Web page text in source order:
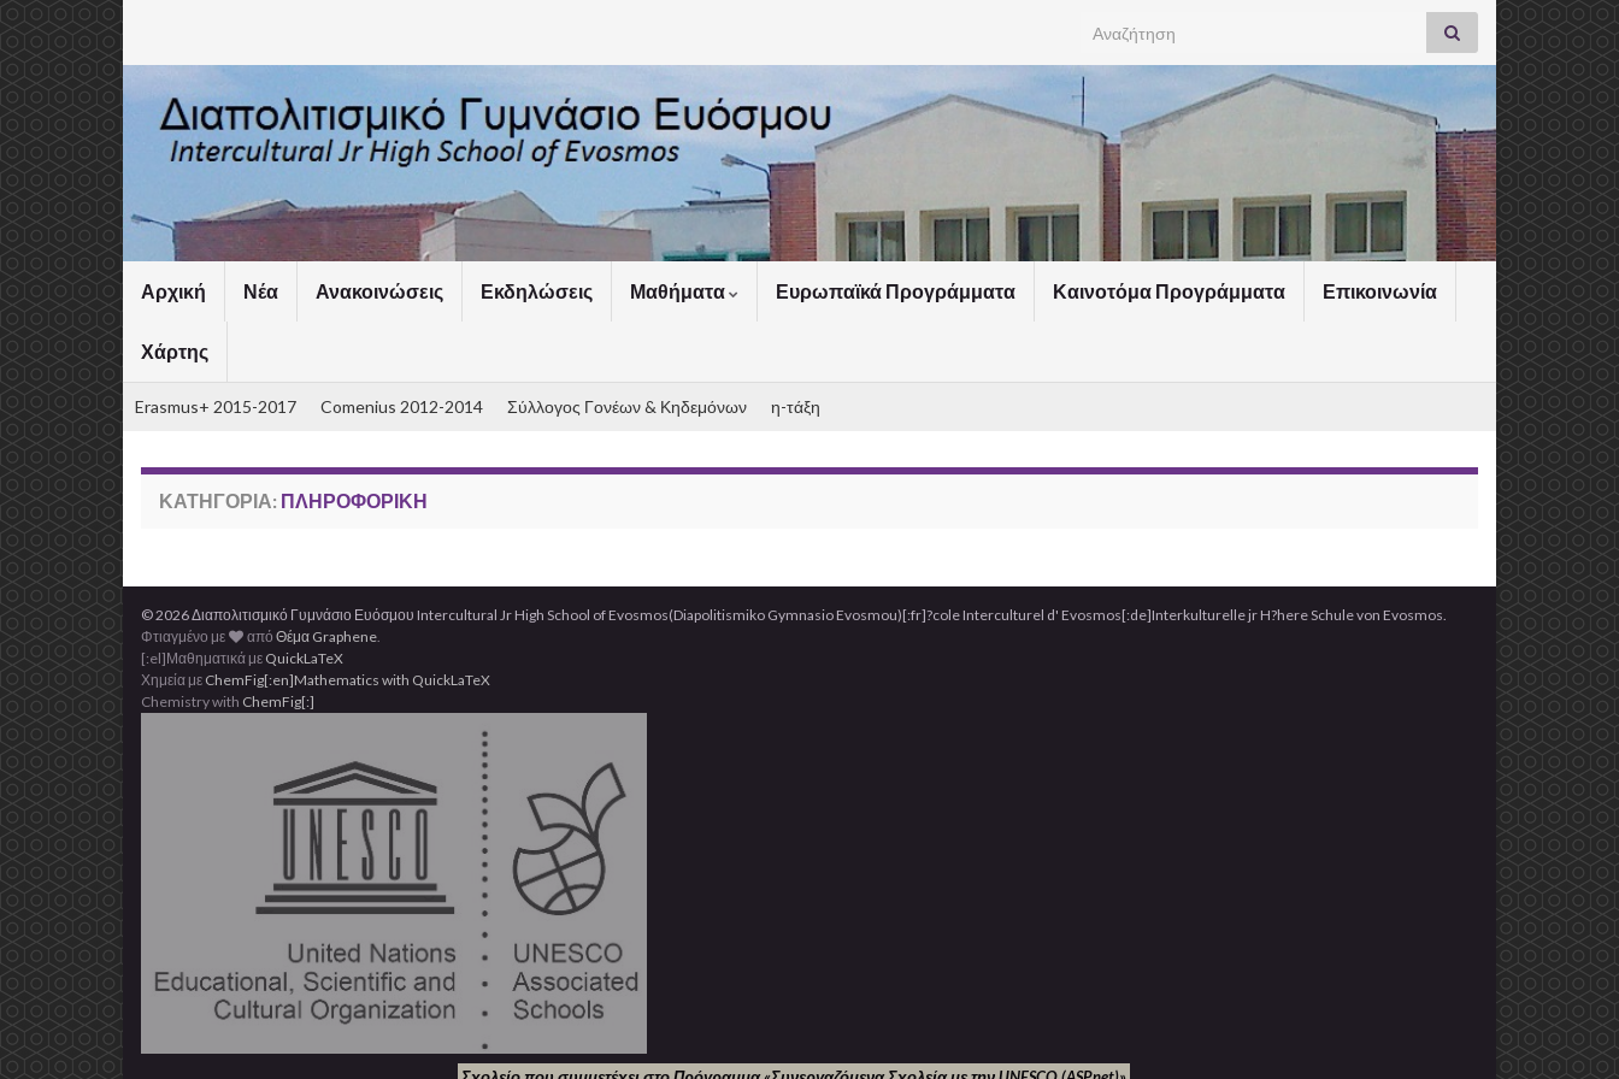
Search for:
Αρχική Νέα Ανακοινώσεις Εκδηλώσεις Μαθήματα Ευρωπαϊκά Προγράμματα Καινοτόμα Προγράμματα Επικοινωνία
Χάρτης
Erasmus+ 2015-2017 Comenius 2012-2014 Σύλλογος Γονέων & Κηδεμόνων η-τάξη
ΚΑΤΗΓΟΡΊΑ: ΠΛΗΡΟΦΟΡΙΚΉ
© 2026 Διαπολιτισμικό Γυμνάσιο Ευόσμου Intercultural Jr High School of Evosmos(Diapolitismiko Gymnasio Evosmou)[:fr]?cole Interculturel d' Evosmos[:de]Interkulturelle jr H?here Schule von Evosmos.
Φτιαγμένο με
απόΘέμα Graphene.
[:el]Μαθηματικά με QuickLaTeX
Χημεία με ChemFig[:en]Mathematics with QuickLaTeX
Chemistry with ChemFig[:]